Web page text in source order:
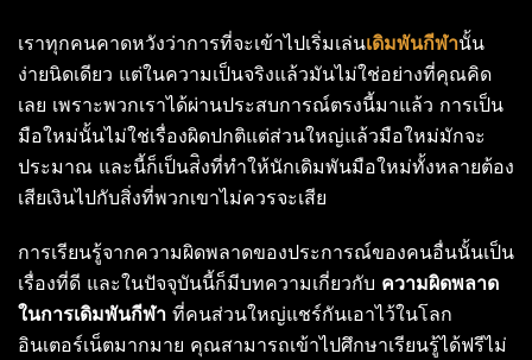
เราทุกคนคาดหวังว่าการที่จะเข้าไปเริ่มเล่นเดิมพันกีฬานั้น
ง่ายนิดเดียว แต่ในความเป็นจริงแล้วมันไม่ใช่อย่างที่คุณคิด
เลย เพราะพวกเราได้ผ่านประสบการณ์ตรงนี้มาแล้ว การเป็น
มือใหม่นั้นไม่ใช่เรื่องผิดปกติแต่ส่วนใหญ่แล้วมือใหม่มักจะ
ประมาณ และนี้ก็เป็นส่ิงที่ทำให้นักเดิมพันมือใหม่ทั้งหลายต้อง
เสียเงินไปกับสิ่งที่พวกเขาไม่ควรจะเสีย
การเรียนรู้จากความผิดพลาดของประการณ์ของคนอื่นนั้นเป็น
เรื่องที่ดี และในปัจจุบันนี้ก็มีบทความเกี่ยวกับ ความผิดพลาด
ในการเดิมพันกีฬา ที่คนส่วนใหญ่แชร์กันเอาไว้ในโลก
อินเตอร์เน็ตมากมาย คุณสามารถเข้าไปศึกษาเรียนรู้ได้ฟรีไม่